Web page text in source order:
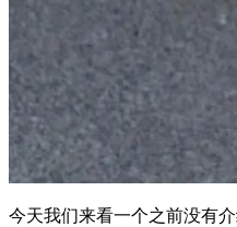
今天我们来看一个之前没有